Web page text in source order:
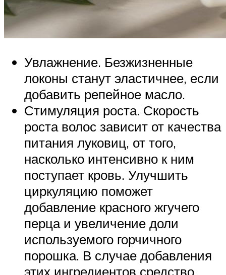
Увлажнение. Безжизненные
локоны станут эластичнее, если
добавить репейное масло.
Стимуляция роста. Скорость
роста волос зависит от качества
питания луковиц, от того,
насколько интенсивно к ним
поступает кровь. Улучшить
циркуляцию поможет
добавление красного жгучего
перца и увеличение доли
используемого горчичного
порошка. В случае добавления
этих ингредиентов средство